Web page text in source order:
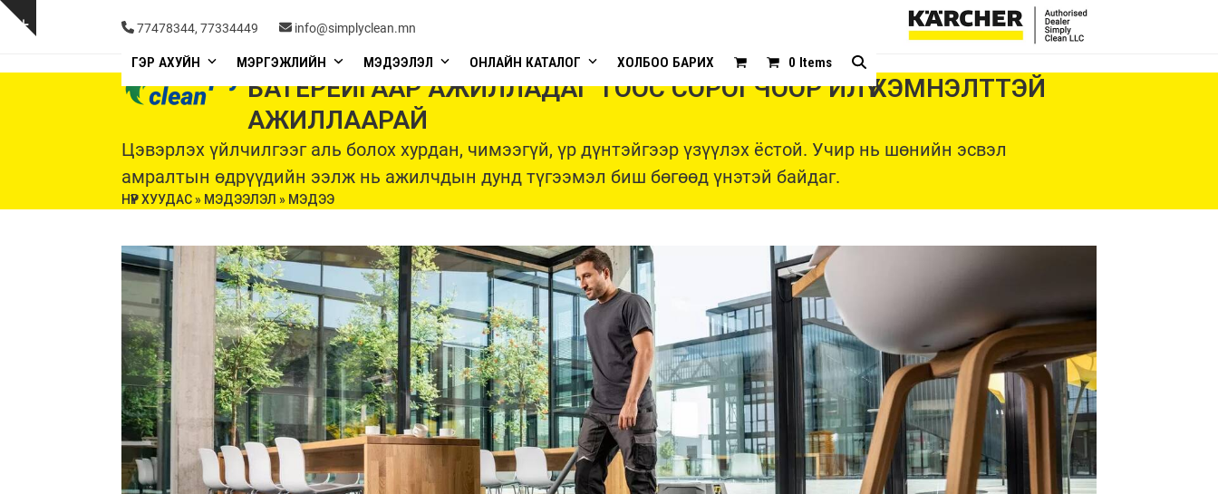
Skip
Show
77478344, 77334449 info@simplyclean.mn
ГЭР АХУЙН МЭРГЭЖЛИЙН МЭДЭЭЛЭЛ ОНЛАЙН КАТАЛОГ ХОЛБОО БАРИХ 0 Items
БАТЕРЕЙГААР АЖИЛЛАДАГ ТООС СОРОГЧООР ИЛҮҮ ХЭМНЭЛТТЭЙ
АЖИЛЛААРАЙ
Цэвэрлэх үйлчилгээг аль болох хурдан, чимээгүй, үр дүнтэйгээр үзүүлэх ёстой. Учир нь шөнийн эсвэл
амралтын өдрүүдийн ээлж нь ажилчдын дунд түгээмэл биш бөгөөд үнэтэй байдаг.
НҮҮР ХУУДАС» МЭДЭЭЛЭЛ » МЭДЭЭ